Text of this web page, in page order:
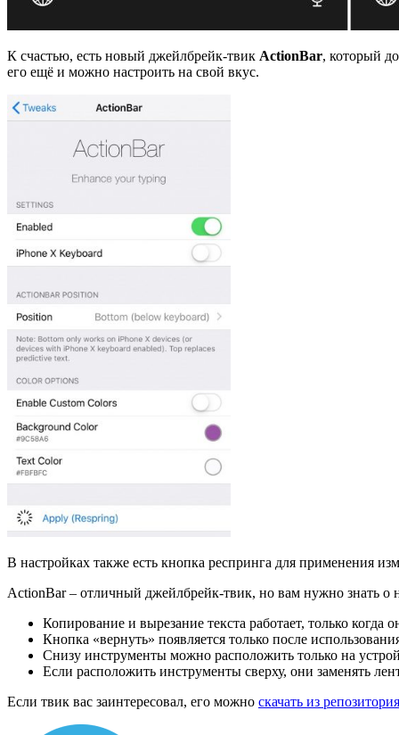
К счастью, есть новый джейлбрейк-твик ActionBar, который
его ещё и можно настроить на свой вкус.
В настройках также есть кнопка респринга для применения
ActionBar – отличный джейлбрейк-твик, но вам нужно знать о
Копирование и вырезание текста работает, только когда
Кнопка «вернуть» появляется только после
Снизу инструменты можно расположить только на
Если расположить инструменты сверху, они заменять
Если твик вас заинтересовал, его можно скачать из